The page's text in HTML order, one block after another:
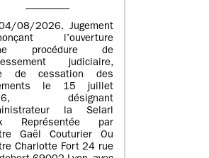
08/2026. Jugement
l’ouverture
procédure de
judiciaire,
de cessation des
le 15 juillet
désignant
la Selarl
Représentée par
Gaël Couturier Ou
Charlotte Fort 24 rue